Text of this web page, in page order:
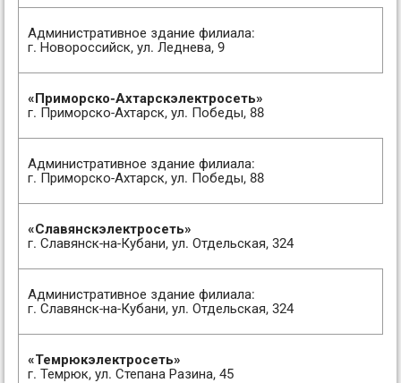
Административное здание филиала:
г. Новороссийск, ул. Леднева, 9
«Приморско-Ахтарскэлектросеть»
г. Приморско-Ахтарск, ул. Победы, 88
Административное здание филиала:
г. Приморско-Ахтарск, ул. Победы, 88
«Славянскэлектросеть»
г. Славянск-на-Кубани, ул. Отдельская, 324
Административное здание филиала:
г. Славянск-на-Кубани, ул. Отдельская, 324
«Темрюкэлектросеть»
г. Темрюк, ул. Степана Разина, 45